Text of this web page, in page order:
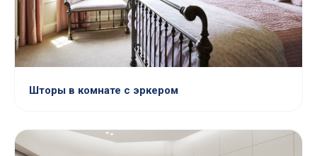
Шторы в комнате с эркером